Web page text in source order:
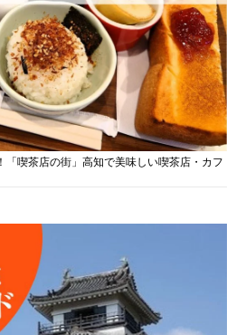
喫茶店の街」高知で美味しい喫茶店・カフ